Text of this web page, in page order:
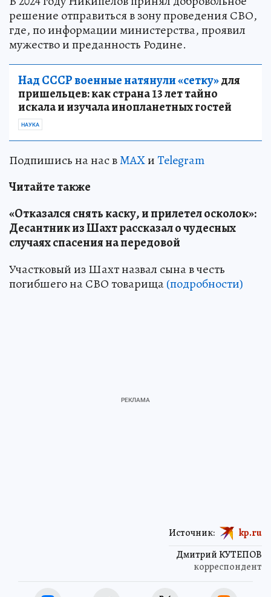
решение отправиться в зону проведения СВО,
где, по информации министерства, проявил
мужество и преданность Родине.
Над СССР военные натянули «сетку»для
пришельцев: как страна 13 лет тайно
искала и изучала инопланетных гостей
НАУКА
Подпишись на нас вMAXиTelegram
Читайте также
«Отказался снять каску, и прилетел осколок»:
Десантник из Шахт рассказал о чудесных
случаях спасения на передовой
Участковый из Шахт назвал сына в честь
погибшего на СВО товарища(подробности)
Дмитрий КУТЕПОВ
корреспондент
Источник: kp.ru